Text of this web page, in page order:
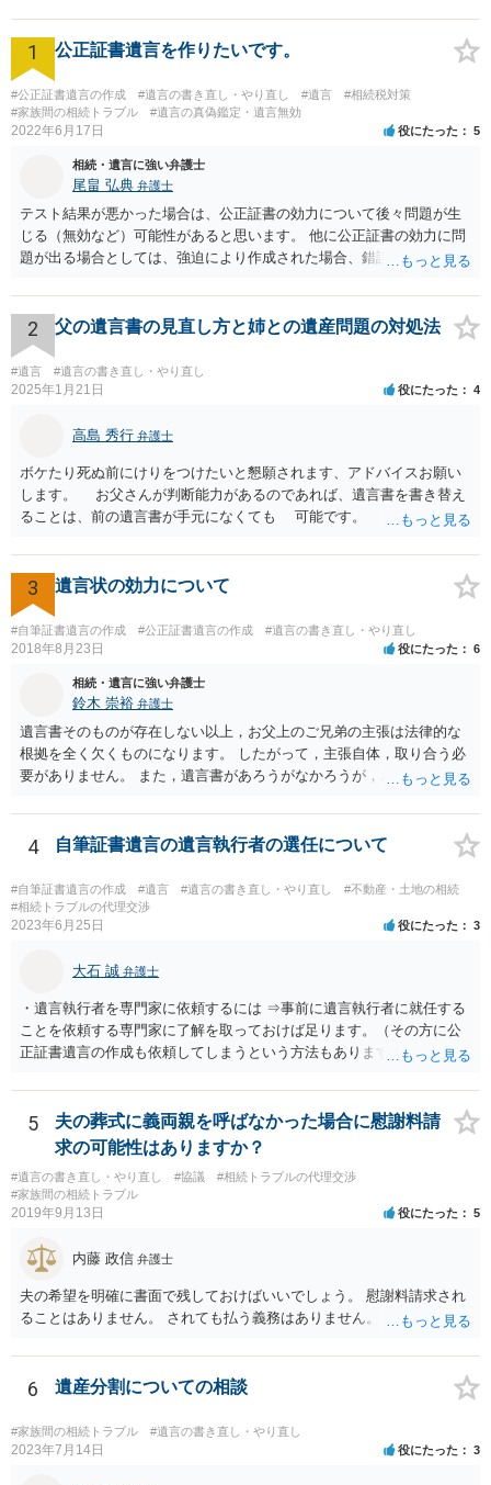
1 公正証書遺言を作りたいです。
#公正証書遺言の作成 #遺言の書き直し・やり直し #遺言
#相続税対策
#家族間の相続トラブル
#遺言の真偽鑑定・遺言無効
2022年6月17日 役にたった 5
相続・遺言に強い弁護士
尾畠 弘典 弁護士
テスト結果が悪かった場合は、公正証書の効力について後々問題が生
じる（無効など）可能性があると思います。 他に公正証書の効力に問
題が出る場合としては、強迫により作成された場合、錯誤（勘違い）
すが、弁護士に作成を依頼する場合は、１０～数十万円程度になるケ
ースが多いと思います。 報酬体系は、弁護士ごとに異なりますので一
律の基準はありません。
2 父の遺言書の見直し方と姉との遺産問題の対処法
#遺言 #遺言の書き直し・やり直し
2025年1月21日 役にたった 4
高島 秀行 弁護士
ボケたり死ぬ前にけりをつけたいと懇願されます、アドバイスお願い
します。 お父さんが判断能力があるのであれば、遺言書を書き替え
ることは、前の遺言書が手元になくても 可能です。 将来遺言の効
してもらって 診断書を取得して、公証役場へ行って公正証書遺言を
作成するのがよいと思います。 将来争われることが見込まれること
から、弁護士に依頼して手続きを進めた方がよいと思います。
3 遺言状の効力について
#自筆証書遺言の作成 #公正証書遺言の作成 #遺言の書き直し・やり直し
2018年8月23日 役にたった 6
相続・遺言に強い弁護士
鈴木 崇裕 弁護士
遺言書そのものが存在しない以上，お父上のご兄弟の主張は法律的な
根拠を全く欠くものになります。 したがって，主張自体，取り合う必
要がありません。 また，遺言書があろうがなかろうが，お父上のご兄
ご回答にもありますが， 代理人弁護士をたてて，その弁護士から相手
方に対して， ・相続に関する主張は法的根拠がなく，一切応じないこ
と ・今後一切の連絡をしてこないでほしいこと ・連絡を継続してくる
ようであれば警察への通報や法的措置も辞さないこと などを記載した
書面を発送してもらうことがよろしいように思います。
4 自筆証書遺言の遺言執行者の選任について
#自筆証書遺言の作成 #遺言 #遺言の書き直し・やり直し
#不動産・土地の相続
#相続トラブルの代理交渉
2023年6月25日 役にたった 3
大石 誠 弁護士
・遺言執行者を専門家に依頼するには ⇒事前に遺言執行者に就任する
ことを依頼する専門家に了解を取っておけば足ります。（その方に公
正証書遺言の作成も依頼してしまうという方法もあります） 事前に了
ません。 遺言執行者に就任し、遺言執行が完了したときの報酬だけ、
弁護士費用としてかかります。 ・亡くなった際に、法務局に預けた自
筆証書遺言の存在を親族がなかったものにされる可能性 ⇒自筆の遺言
書を法務局に保管した場合、死亡後、法務局に遺言書の有無を照会す
ることになりますので、「法務局に預けた自筆証書遺言の存在を親族
がなかったもの」にすることはできません。 存在をなかったものにす
がありえますが、その予防方法は、遺言者と面談してみないと判断が
難しいです。
5
夫の葬式に義両親を呼ばなかった場合に慰謝料請
求の可能性はありますか？
#遺言の書き直し・やり直し #協議
#相続トラブルの代理交渉
#家族間の相続トラブル
2019年9月13日 役にたった 5
内藤 政信 弁護士
夫の希望を明確に書面で残しておけばいいでしょう。 慰謝料請求され
ることはありません。 されても払う義務はありません。
6 遺産分割についての相談
#家族間の相続トラブル #遺言の書き直し・やり直し
2023年7月14日 役にたった 3